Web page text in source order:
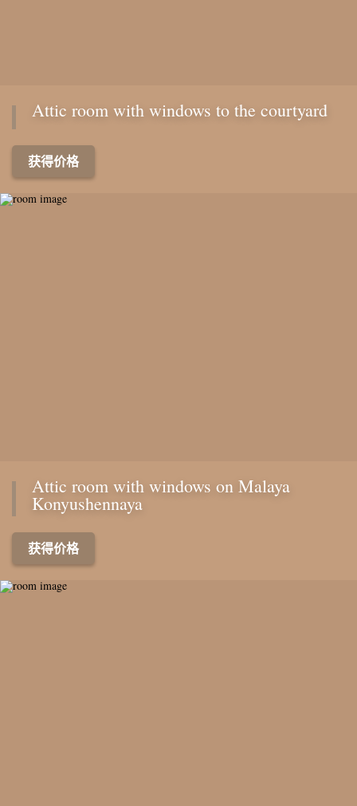
Attic room with windows to the courtyard
获得价格
Attic room with windows on Malaya
Konyushennaya
获得价格